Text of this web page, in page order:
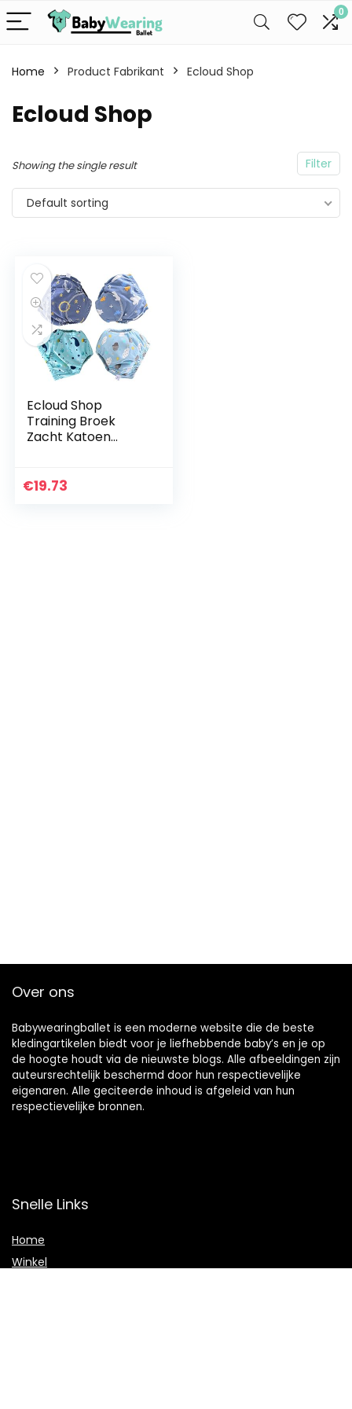
0
Home Product Fabrikant Ecloud Shop
Ecloud Shop
Filter
Showing the single result
Default sorting
Ecloud Shop
Training Broek
Zacht Katoen
Jongens Kinderen
€19.73
Over ons
Babywearingballet is een moderne website die de beste
kledingartikelen biedt voor je liefhebbende baby’s en je op
de hoogte houdt via de nieuwste blogs. Alle afbeeldingen zijn
auteursrechtelijk beschermd door hun respectievelijke
eigenaren. Alle geciteerde inhoud is afgeleid van hun
respectievelijke bronnen.
Snelle Links
Home
Winkel